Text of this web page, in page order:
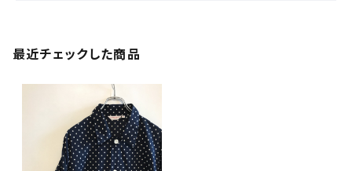
最近チェックした商品